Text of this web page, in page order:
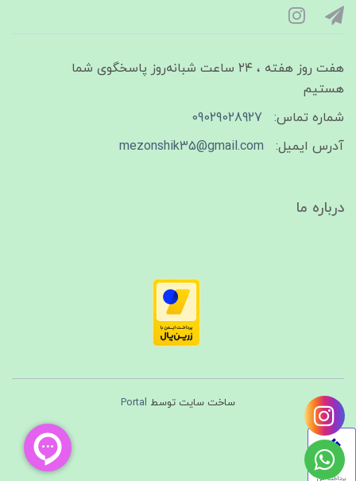
هفت روز هفته ، ۲۴ ساعت شبانه‌روز پاسخگوی شما
هستیم
شماره تماس:
09029028927
آدرس ایمیل:
mezonshik35@gmail.com
درباره ما
ساخت سایت توسط Portal